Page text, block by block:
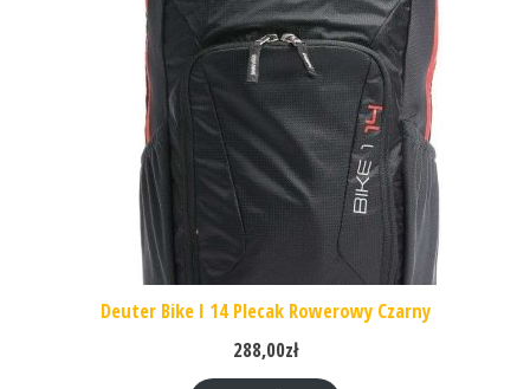
Deuter Bike I 14 Plecak Rowerowy Czarny
288,00zł